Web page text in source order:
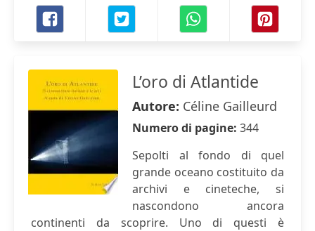
L’oro di Atlantide
Autore: Céline Gailleurd
Numero di pagine: 344
Sepolti al fondo di quel
grande oceano costituito da
archivi e cineteche, si
nascondono ancora
continenti da scoprire. Uno di questi è